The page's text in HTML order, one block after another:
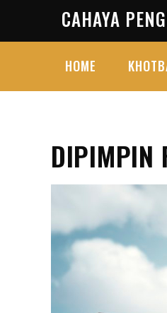
content
CAHAYA
HOME
DIPIMPIN